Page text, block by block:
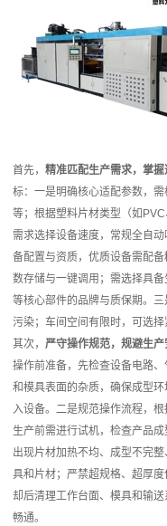
首先， 精准匹配生产需求，掌
标：一是明确核心适配参数，
等；根据塑料片材类型（如
需求选择设备速度，常规全自
备配置与资质，优质设备需配
数存储与一键调用；需选择具
等核心部件的品牌与质保期。
污染；车间空间有限时，可选
其次， 严守操作规范，规避生产
操作前准备，先检查设备电路
和模具表面的杂质，确保成型
入设备。二是规范操作流程，
生产前需进行试机，检查产品
出现片材加热不均、成型不完
具和片材；严禁超规格、超厚
却后清理工作台面、模具和输
畅通。